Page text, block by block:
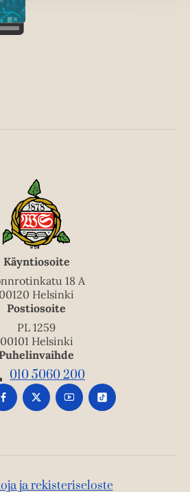
Käyntiosoite
18 A
00120 Helsinki
Postiosoite
PL 1259
00101 Helsinki
010 5060 200
ja rekisteriseloste